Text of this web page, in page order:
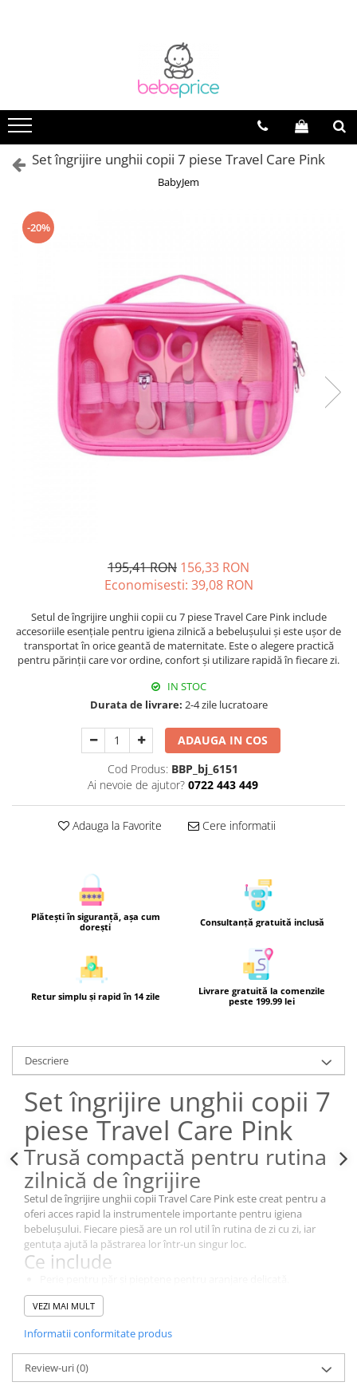
Set îngrijire unghii copii 7 piese Travel Care Pink
BabyJem
-20%
195,41 RON 156,33 RON
Economisesti: 39,08 RON
Setul de îngrijire unghii copii cu 7 piese Travel Care Pink include
accesoriile esențiale pentru igiena zilnică a bebelușului și este ușor de
transportat în orice geantă de maternitate. Este o alegere practică
pentru părinții care vor ordine, confort și utilizare rapidă în fiecare zi.
IN STOC
Durata de livrare: 2-4 zile lucratoare
ADAUGA IN COS
Cod Produs: BBP_bj_6151
Ai nevoie de ajutor? 0722 443 449
Adauga la Favorite Cere informatii
Plătești în siguranță, așa cum
dorești
Consultanță gratuită inclusă
Retur simplu și rapid în 14 zile
Livrare gratuită la comenzile
peste 199.99 lei
Descriere
Set îngrijire unghii copii 7
piese Travel Care Pink
Trusă compactă pentru rutina
zilnică de îngrijire
Setul de îngrijire unghii copii Travel Care Pink este creat pentru a
oferi acces rapid la instrumentele importante pentru igiena
bebelușului. Fiecare piesă are un rol util în rutina de zi cu zi, iar
gentuța ajută la păstrarea lor într-un singur loc.
Ce include
Unghieră, forfecuță și pilă pentru îngrijirea unghiilor.
Aspirator nazal pentru igiena zonei nazale.
erupție.
Avantaje practice
Recomandat de la 0 luni, setul este potrivit pentru sugari și copii
VEZI MAI MULT
Informatii conformitate produs
Review-uri(0)